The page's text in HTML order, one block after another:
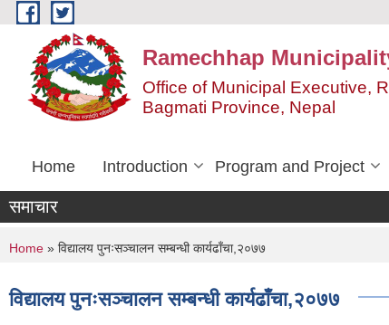
Skip to main content
Ramechhap
Office of Municipal Executive,
Bagmati Province, Nepal
Home Introduction Program and Project
समाचार
You are here
Home » विद्यालय पुनःसञ्चालन सम्बन्धी कार्यढाँचा,२०७७
विद्यालय पुनःसञ्चालन सम्बन्धी कार्यढाँचा,२०७७